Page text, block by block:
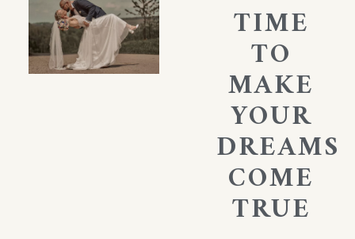
TIME
TO
MAKE
YOUR
DREAMS
COME
TRUE